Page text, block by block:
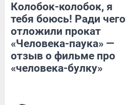
Колобок-колобок, я
тебя боюсь! Ради чего
отложили прокат
«Человека-паука» —
отзыв о фильме про
«человека-булку»